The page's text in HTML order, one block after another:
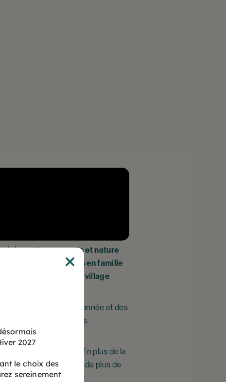
2027
le choix des
sereinement
entre sommets et nature
pour des vacances en famille
votre séjour au village
la nature, de la randonnée et des
propose des
locations
en toute autonomie. En plus de la
et adolescents de plus de